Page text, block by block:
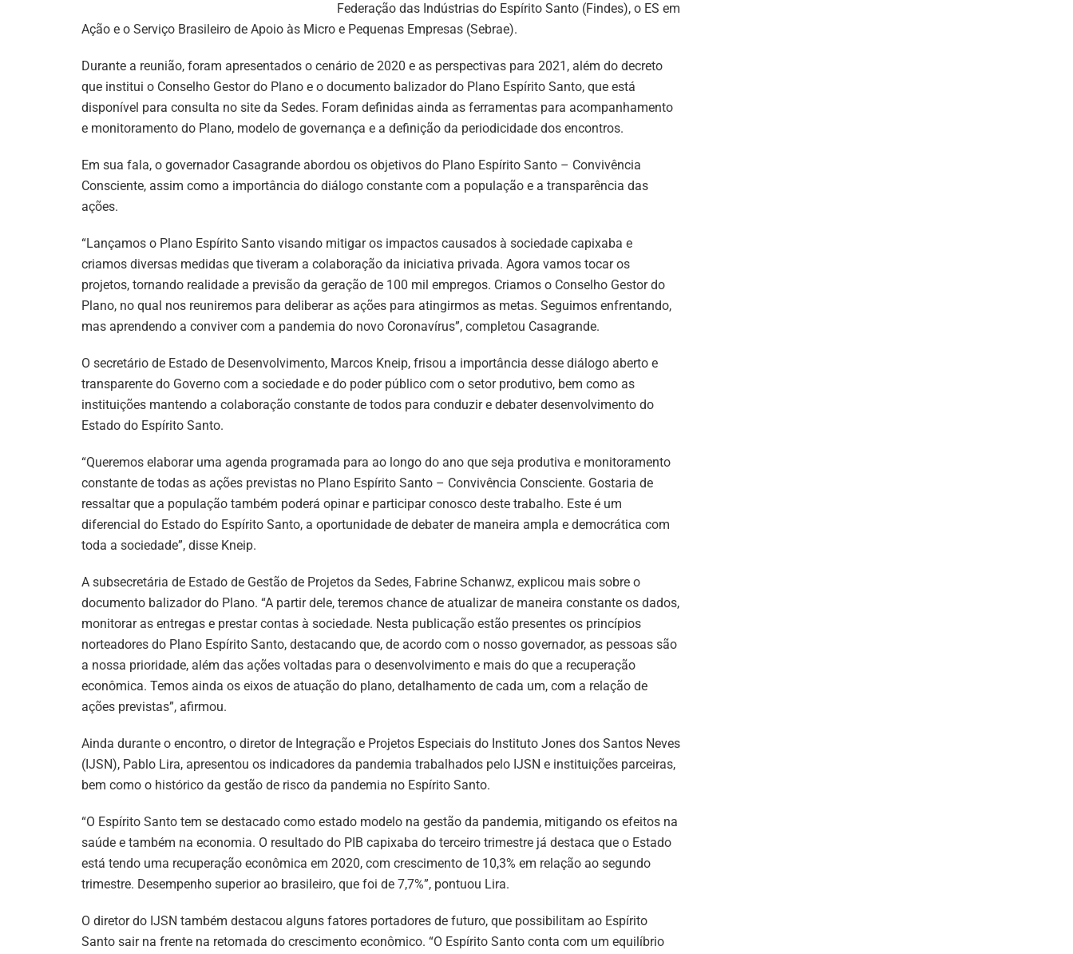
Federação das Indústrias do Espírito Santo (Findes), o ES em
Ação e o Serviço Brasileiro de Apoio às Micro e Pequenas Empresas (Sebrae).
Durante a reunião, foram apresentados o cenário de 2020 e as perspectivas para 2021, além do decreto
que institui o Conselho Gestor do Plano e o documento balizador do Plano Espírito Santo, que está
disponível para consulta no site da Sedes. Foram definidas ainda as ferramentas para acompanhamento
e monitoramento do Plano, modelo de governança e a definição da periodicidade dos encontros.
Em sua fala, o governador Casagrande abordou os objetivos do Plano Espírito Santo – Convivência
Consciente, assim como a importância do diálogo constante com a população e a transparência das
ações.
“Lançamos o Plano Espírito Santo visando mitigar os impactos causados à sociedade capixaba e
criamos diversas medidas que tiveram a colaboração da iniciativa privada. Agora vamos tocar os
projetos, tornando realidade a previsão da geração de 100 mil empregos. Criamos o Conselho Gestor do
Plano, no qual nos reuniremos para deliberar as ações para atingirmos as metas. Seguimos enfrentando,
mas aprendendo a conviver com a pandemia do novo Coronavírus”, completou Casagrande.
O secretário de Estado de Desenvolvimento, Marcos Kneip, frisou a importância desse diálogo aberto e
transparente do Governo com a sociedade e do poder público com o setor produtivo, bem como as
instituições mantendo a colaboração constante de todos para conduzir e debater desenvolvimento do
Estado do Espírito Santo.
“Queremos elaborar uma agenda programada para ao longo do ano que seja produtiva e monitoramento
constante de todas as ações previstas no Plano Espírito Santo – Convivência Consciente. Gostaria de
ressaltar que a população também poderá opinar e participar conosco deste trabalho. Este é um
diferencial do Estado do Espírito Santo, a oportunidade de debater de maneira ampla e democrática com
toda a sociedade”, disse Kneip.
A subsecretária de Estado de Gestão de Projetos da Sedes, Fabrine Schanwz, explicou mais sobre o
documento balizador do Plano. “A partir dele, teremos chance de atualizar de maneira constante os dados,
monitorar as entregas e prestar contas à sociedade. Nesta publicação estão presentes os princípios
norteadores do Plano Espírito Santo, destacando que, de acordo com o nosso governador, as pessoas são
a nossa prioridade, além das ações voltadas para o desenvolvimento e mais do que a recuperação
econômica. Temos ainda os eixos de atuação do plano, detalhamento de cada um, com a relação de
ações previstas”, afirmou.
Ainda durante o encontro, o diretor de Integração e Projetos Especiais do Instituto Jones dos Santos Neves
(IJSN), Pablo Lira, apresentou os indicadores da pandemia trabalhados pelo IJSN e instituições parceiras,
bem como o histórico da gestão de risco da pandemia no Espírito Santo.
“O Espírito Santo tem se destacado como estado modelo na gestão da pandemia, mitigando os efeitos na
saúde e também na economia. O resultado do PIB capixaba do terceiro trimestre já destaca que o Estado
está tendo uma recuperação econômica em 2020, com crescimento de 10,3% em relação ao segundo
trimestre. Desempenho superior ao brasileiro, que foi de 7,7%”, pontuou Lira.
O diretor do IJSN também destacou alguns fatores portadores de futuro, que possibilitam ao Espírito
Santo sair na frente na retomada do crescimento econômico. “O Espírito Santo conta com um equilíbrio